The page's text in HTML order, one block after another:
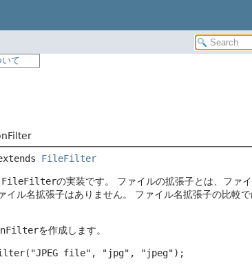
て
FileFilter
FileFilterの実装です。
ファイルの拡張子とは、ファ
ル名拡張子はありません。
ファイル名拡張子の比較
を作成します。
file", "jpg", "jpeg");